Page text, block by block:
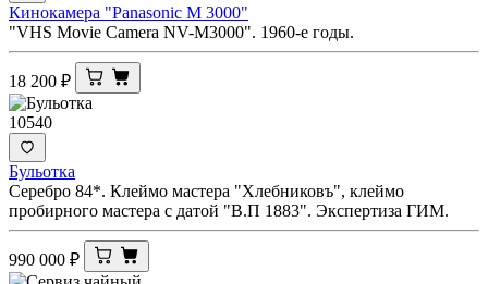
Кинокамера "Panasonic M 3000"
"VHS Movie Camera NV-M3000". 1960-е годы.
18 200 ₽
10540
Бульотка
Серебро 84*. Клеймо мастера "Хлебниковъ", клеймо
пробирного мастера с датой "В.П 1883". Экспертиза ГИМ.
990 000 ₽